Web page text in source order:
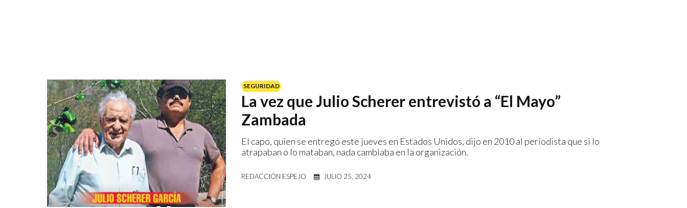
SEGURIDAD
La vez que Julio Scherer entrevistó a “El Mayo”
Zambada
El capo, quien se entregó este jueves en Estados Unidos, dijo en 2010 al periodista que si lo
atrapaban o lo mataban, nada cambiaba en la organización.
REDACCIÓN ESPEJO JULIO 25, 2024